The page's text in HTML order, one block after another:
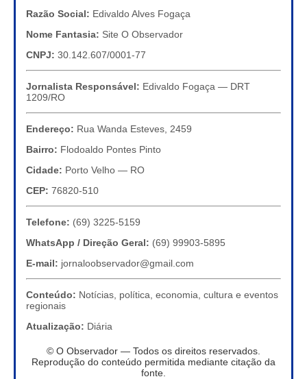
Razão Social: Edivaldo Alves Fogaça
Nome Fantasia: Site O Observador
CNPJ: 30.142.607/0001-77
Jornalista Responsável: Edivaldo Fogaça — DRT
1209/RO
Endereço: Rua Wanda Esteves, 2459
Bairro: Flodoaldo Pontes Pinto
Cidade: Porto Velho — RO
CEP: 76820-510
Telefone: (69) 3225-5159
WhatsApp / Direção Geral: (69) 99903-5895
E-mail: jornaloobservador@gmail.com
Conteúdo: Notícias, política, economia, cultura e eventos
regionais
Atualização: Diária
© O Observador — Todos os direitos reservados.
Reprodução do conteúdo permitida mediante citação da
fonte.